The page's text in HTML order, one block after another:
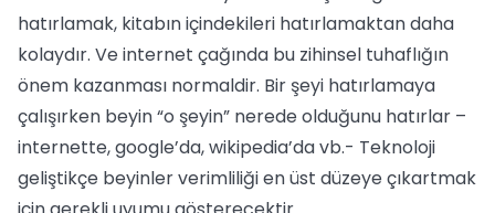
hatırlamak, kitabın içindekileri hatırlamaktan daha
kolaydır. Ve internet çağında bu zihinsel tuhaflığın
önem kazanması normaldir. Bir şeyi hatırlamaya
çalışırken beyin “o şeyin” nerede olduğunu hatırlar –
internette, google’da, wikipedia’da vb.- Teknoloji
geliştikçe beyinler verimliliği en üst düzeye çıkartmak